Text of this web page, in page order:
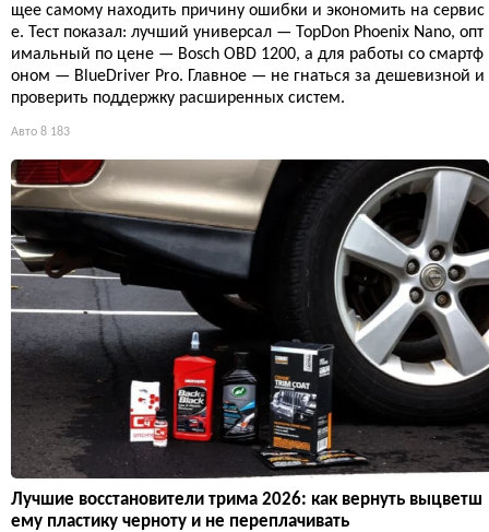
щее самому находить причину ошибки и экономить на сервис
е. Тест показал: лучший универсал — TopDon Phoenix Nano, опт
имальный по цене — Bosch OBD 1200, а для работы со смартф
оном — BlueDriver Pro. Главное — не гнаться за дешевизной и
проверить поддержку расширенных систем.
Авто 8 183
Лучшие восстановители трима 2026: как вернуть выцветш
ему пластику черноту и не переплачивать